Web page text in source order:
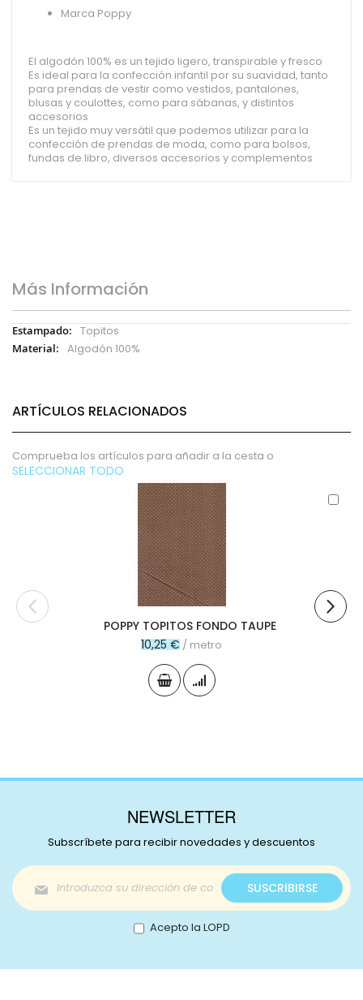
Marca Poppy
El algodón 100% es un tejido ligero, transpirable y fresco
Es ideal para la confección infantil por su suavidad, tanto
para prendas de vestir como vestidos, pantalones,
blusas y coulottes, como para sábanas, y distintos
accesorios
Es un tejido muy versátil que podemos utilizar para la
confección de prendas de moda, como para bolsos,
fundas de libro, diversos accesorios y complementos
Más Información
Más
Información
Topitos
Algodón 100%
ARTÍCULOS RELACIONADOS
Comprueba los artículos para añadir a la cesta o
SELECCIONAR TODO
POPPY TOPITOS FONDO TAUPE
10,25 € / metro
NEWSLETTER
Subscríbete para recibir novedades y descuentos
Inscríbase
a
nuestro
boletín
de
SUSCRIBIRSE
Acepto la LOPD